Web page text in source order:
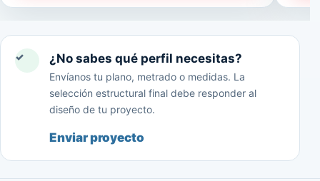
✓ ¿No sabes qué perfil necesitas?
Envíanos tu plano, metrado o medidas. La
selección estructural final debe responder al
diseño de tu proyecto.
Enviar proyecto